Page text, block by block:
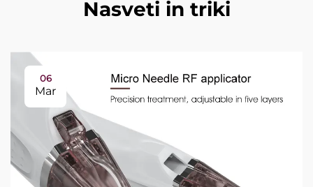
Nasveti in triki
06
Mar